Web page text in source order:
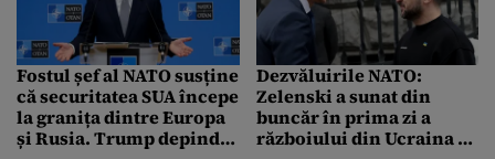
Fostul șef al NATO susține
că securitatea SUA începe
la granița dintre Europa
și Rusia. Trump depinde
Dezvăluirile NATO:
Zelenski a sunat din
buncăr în prima zi a
războiului din Ucraina și